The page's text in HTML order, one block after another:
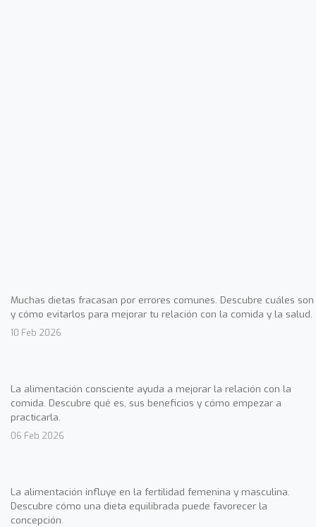
Muchas dietas fracasan por errores comunes. Descubre cuáles son
y cómo evitarlos para mejorar tu relación con la comida y la salud.
10 Feb 2026
La alimentación consciente ayuda a mejorar la relación con la
comida. Descubre qué es, sus beneficios y cómo empezar a
practicarla.
06 Feb 2026
La alimentación influye en la fertilidad femenina y masculina.
Descubre cómo una dieta equilibrada puede favorecer la
concepción.